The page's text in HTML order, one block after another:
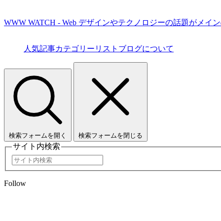
WWW WATCH - Web デザインやテクノロジーの話題がメイ
人気記事カテゴリーリスト ブログについて
検索フォームを開く 検索フォームを閉じる
サイト内検索
Follow